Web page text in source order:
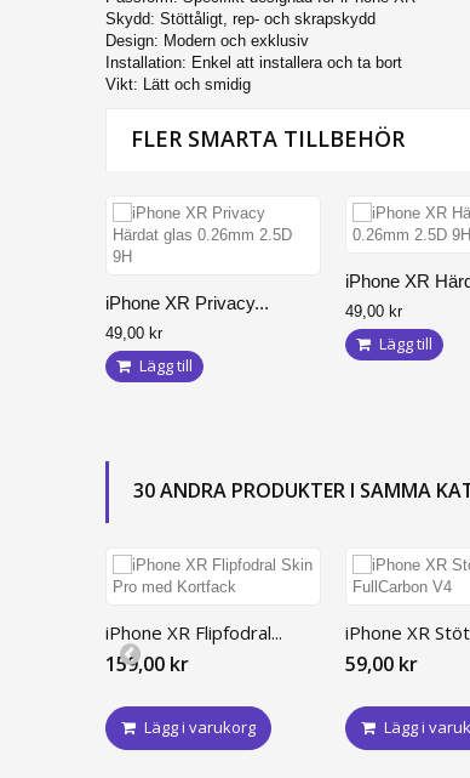
iPhone 12 Mini
iPhone 12 Pro
iPhone 12
iPhone 11 Pro
iPhone 11
iPhone 11 Pro
iPhone XR
iPhone XS Max
iPhone 7
iPhone 8
iPhone 6/6S
Skydd: Stöttåligt, rep- och skrapskydd
Design: Modern och exklusiv
Installation: Enkel att installera och ta bort
Vikt: Lätt och smidig
FLER SMARTA TILLBEHÖR
iPhone XR Privacy...
49,00 kr
Lägg till
iPhone XR
49,00 kr
Lägg till
30 ANDRA PRODUKTER I SAMMA
iPhone XR Flipfodral...
159,00 kr
Lägg i varukorg
iPhone XR
59,00 kr
Lägg i